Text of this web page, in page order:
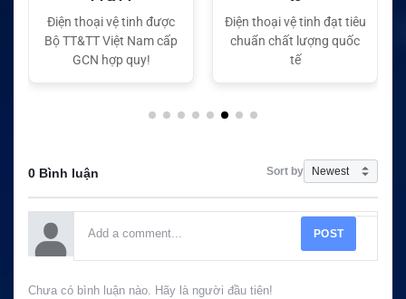
vệ tinh được
Việt Nam cấp
Điện thoại vệ tinh đạt tiêu
chuẩn chất lượng quốc
Điện thoại vệ
chuẩn chất
0 Bình luận Sort by
POST
Chưa có bình luận nào. Hãy là người đầu tiên!